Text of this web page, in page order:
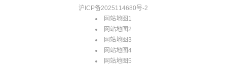
沪ICP备2025114680号-2
网站地图1
网站地图2
网站地图3
网站地图4
网站地图5